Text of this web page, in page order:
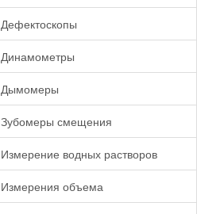
Дефектоскопы
Динамометры
Дымомеры
Зубомеры смещения
Измерение водных растворов
Измерения объема